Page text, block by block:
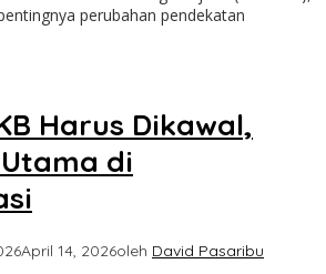
perubahan pendekatan
Harus Dikawal,
di
April 14, 2026oleh David Pasaribu